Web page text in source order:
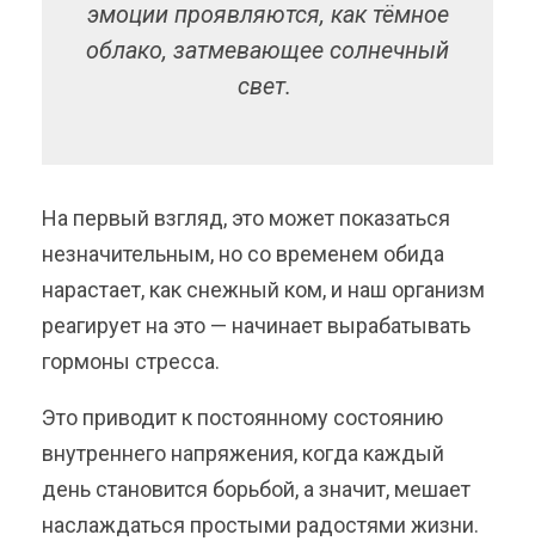
эмоции проявляются, как тёмное
облако, затмевающее солнечный
свет.
На первый взгляд, это может показаться
незначительным, но со временем обида
нарастает, как снежный ком, и наш организм
реагирует на это — начинает вырабатывать
гормоны стресса.
Это приводит к постоянному состоянию
внутреннего напряжения, когда каждый
день становится борьбой, а значит, мешает
наслаждаться простыми радостями жизни.